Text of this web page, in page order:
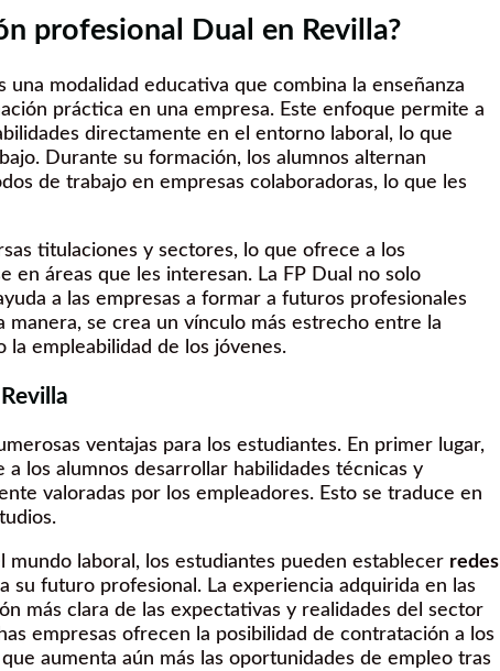
profesional Dual en Revilla?
una modalidad educativa que combina la enseñanza
práctica en una empresa. Este enfoque permite a
directamente en el entorno laboral, lo que
Durante su formación, los alumnos alternan
de trabajo en empresas colaboradoras, lo que les
titulaciones y sectores, lo que ofrece a los
en áreas que les interesan. La FP Dual no solo
a las empresas a formar a futuros profesionales
manera, se crea un vínculo más estrecho entre la
empleabilidad de los jóvenes.
ventajas para los estudiantes. En primer lugar,
los alumnos desarrollar habilidades técnicas y
valoradas por los empleadores. Esto se traduce en
laboral, los estudiantes pueden establecer redes
su futuro profesional. La experiencia adquirida en las
más clara de las expectativas y realidades del sector
empresas ofrecen la posibilidad de contratación a los
aumenta aún más las oportunidades de empleo tras